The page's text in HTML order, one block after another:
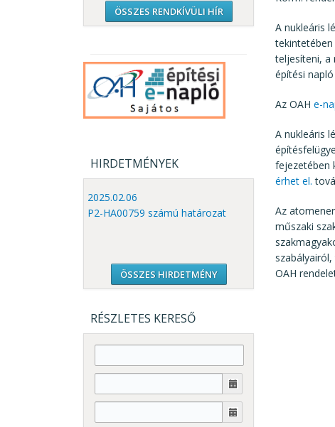
ÖSSZES RENDKÍVÜLI HÍR
HIRDETMÉNYEK
2025.02.06
P2-HA00759 számú határozat
ÖSSZES HIRDETMÉNY
RÉSZLETES KERESŐ
A nukleáris
tekintetében
teljesíteni, a
építési
Az OAH e-
A nukleáris
fejezetében
érhet el.
Az
műszaki
OAH